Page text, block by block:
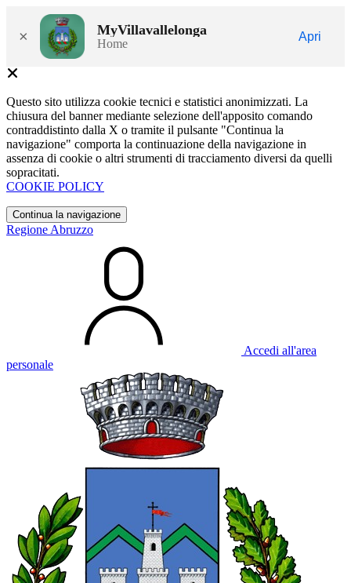
× MyVillavallelonga
Home
Apri
Questo sito utilizza cookie tecnici e statistici anonimizzati. La
chiusura del banner mediante selezione dell'apposito comando
contraddistinto dalla X o tramite il pulsante "Continua la
navigazione" comporta la continuazione della navigazione in
assenza di cookie o altri strumenti di tracciamento diversi da quelli
sopracitati.
COOKIE POLICY
Continua la navigazione
Regione Abruzzo
Accedi all'area
personale